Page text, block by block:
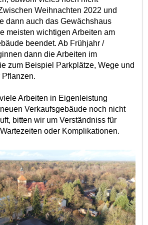
Weihnachten 2022 und
dann auch das Gewächshaus
meisten wichtigen Arbeiten am
beendet. Ab Frühjahr /
dann die Arbeiten im
zum Beispiel Parkplätze, Wege und
Pflanzen.
Arbeiten in Eigenleistung
Verkaufsgebäude noch nicht
bitten wir um Verständniss für
oder Komplikationen.